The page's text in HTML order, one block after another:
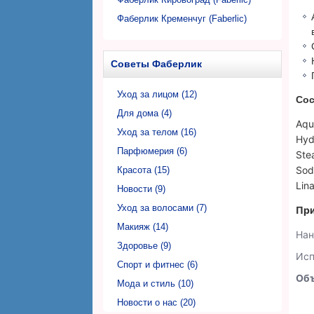
Фаберлик Кременчуг (Faberlic)
Фаберлик Николаев (Faberlic)
Фаберлик Никополь (Faberlic)
Фаберлик Одесса (Faberlic)
Фаберлик Полтава (Faberlic)
Фаберлик Ровно (Faberlic)
Фаберлик Сумы (Faberlic)
Фаберлик Тернополь (Faberlic)
Фаберлик Ужгород (Faberlic)
Фаберлик Харьков (Faberlic)
Фаберлик Херсон (Faberlic)
Фаберлик Хмельницкий (Faberlic)
Фаберлик Черкассы (Faberlic)
Советы Фаберлик
Уход за лицом (12)
Для дома (4)
Уход за телом (16)
Парфюмерия (6)
Красота (15)
Новости (9)
Уход за волосами (7)
Макияж (14)
Здоровье (9)
Спорт и фитнес (6)
Мода и стиль (10)
Новости о нас (20)